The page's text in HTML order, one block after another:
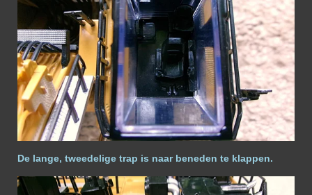
De lange, tweedelige trap is naar beneden te klappen.